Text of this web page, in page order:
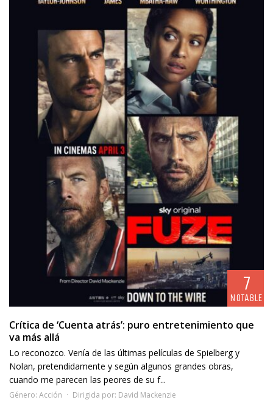
7
NOTABLE
Crítica de ‘Cuenta atrás’: puro entretenimiento que
va más allá
Lo reconozco. Venía de las últimas películas de Spielberg y
Nolan, pretendidamente y según algunos grandes obras,
cuando me parecen las peores de su f...
Género: Acción Dirigida por: David Mackenzie